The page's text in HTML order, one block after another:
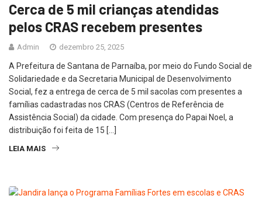
Cerca de 5 mil crianças atendidas
pelos CRAS recebem presentes
Admin dezembro 25, 2025
A Prefeitura de Santana de Parnaíba, por meio do Fundo Social de
Solidariedade e da Secretaria Municipal de Desenvolvimento
Social, fez a entrega de cerca de 5 mil sacolas com presentes a
famílias cadastradas nos CRAS (Centros de Referência de
Assistência Social) da cidade. Com presença do Papai Noel, a
distribuição foi feita de 15 […]
LEIA MAIS